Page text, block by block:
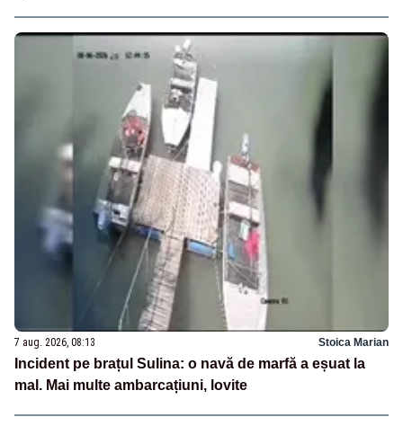
7 aug. 2026, 08:13 Stoica Marian
Incident pe brațul Sulina: o navă de marfă a eșuat la
mal. Mai multe ambarcațiuni, lovite